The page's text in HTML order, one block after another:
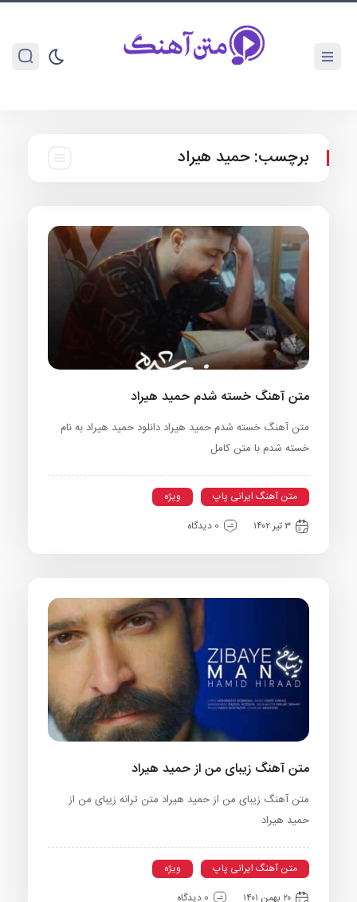
برچسب:حمید هیراد
متن آهنگ خسته شدم حمید هیراد
متن آهنگ خسته شدم حمید هیراد دانلود حمید هیراد به نام
خسته شدم با متن کامل
متن آهنگ ایرانی پاپ
ویژه
۳ تیر ۱۴۰۲
0 دیدگاه
متن آهنگ زیبای من از حمید هیراد
متن آهنگ زیبای من از حمید هیراد متن ترانه زیبای من از
حمید هیراد
متن آهنگ ایرانی پاپ
ویژه
۲۰ بهمن ۱۴۰۱
0 دیدگاه